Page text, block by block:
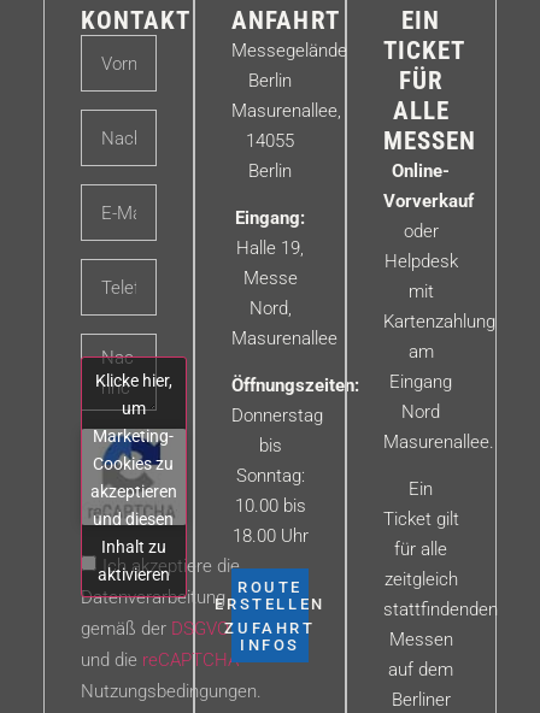
KONTAKT
Klicke hier,
um
Marketing-
Cookies zu
akzeptieren
und diesen
Inhalt zu
aktivieren
Ich akzeptiere die
Datenverarbeitung
gemäß derDSGVO
und die reCAPTCHA
Nutzungsbedingungen.
ANFAHRT
Messegelände
Berlin
Masurenallee,
14055
Berlin
Eingang:
Halle 19,
Messe
Nord,
Masurenallee
Öffnungszeiten:
Donnerstag
bis
Sonntag:
10.00 bis
18.00 Uhr
ROUTE
ERSTELLEN
ZUFAHRT
INFOS
EIN
TICKET
FÜR
ALLE
MESSEN
Online-
Vorverkauf
oder
Helpdesk
mit
Kartenzahlung
am
Eingang
Nord
Masurenallee.
Ein
Ticket gilt
für alle
zeitgleich
stattfindenden
Messen
auf dem
Berliner